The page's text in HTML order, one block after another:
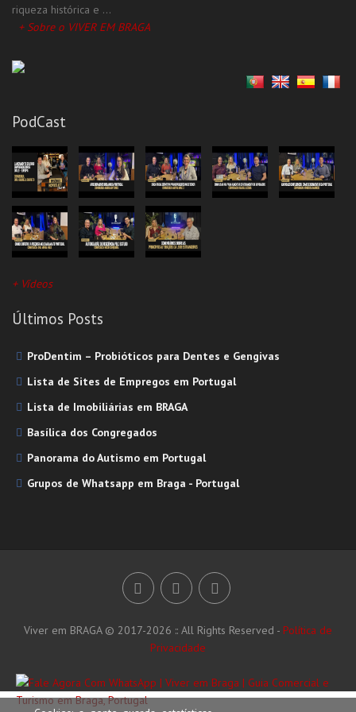
Consultor(a) Imobiliário(a)
Contabilistas
Cuidador(a) de Idosos
Fugas de Água
Lavanderia Self-Service
Recuperadores De Calor - Lareira
Supermercado
Todas as Categorias
riqueza histórica e ...
+ Sobre o VIVER EM BRAGA
PodCast
+ Vídeos
Últimos Posts
ProDentim – Probióticos para Dentes e Gengivas
Lista de Sites de Empregos em Portugal
Lista de Imobiliárias em BRAGA
Basílica dos Congregados
Panorama do Autismo em Portugal
Grupos de Whatsapp em Braga - Portugal
Viver em BRAGA © 2017-2026 :: All Rights Reserved - Política de
Privacidade